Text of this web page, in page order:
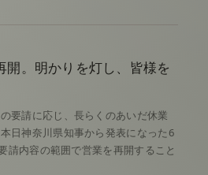
開。明かりを灯し、皆様を
要請に応じ、長らくのあいだ休業
日神奈川県知事から発表になった6
請内容の範囲で営業を再開すること